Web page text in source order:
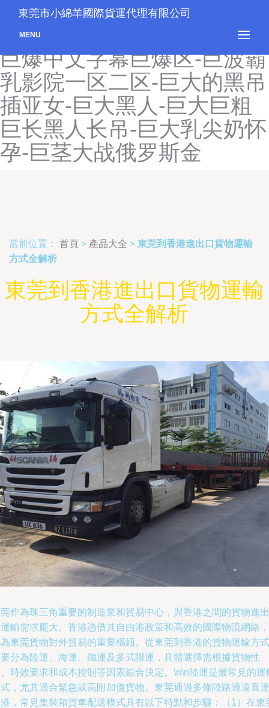
橘子视频破解版-橘子直播
app下载-巨ru系列中文字幕-
巨爆中文字幕巨爆区-巨波霸
乳影院一区二区-巨大的黑吊
插亚女-巨大黑人-巨大巨粗
巨长黑人长吊-巨大乳尖奶怀
孕-巨茎大战俄罗斯金
東莞市小綿羊國際貨運代理有限公司
MENU
當前位置： 首頁 > 產品大全 > 東莞到香港進出口貨物運輸
方式全解析
東莞到香港進出口貨物運輸
方式全解析
作為珠三角重要的制造業和貿易中心，與香港之間的貨物進出
輸需求龐大。香港憑借其自由港政策和高效的國際物流網絡，
東莞貨物對外貿易的重要樞紐。從東莞到香港的貨物運輸方式
分為陸運、海運、鐵運及多式聯運，具體選擇需根據貨物性
時效要求和成本控制等因素綜合決定。\n\n陸運是最常見的運
，尤其適合緊急或高附加值貨物。東莞通過多條陸路通道直達
，常見集裝箱貨車配送模式具有以下特點和步驟：（1）在東